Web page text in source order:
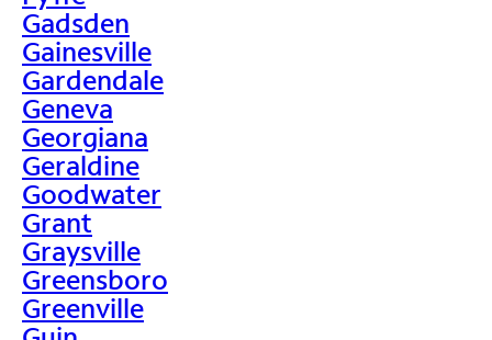
Gadsden
Gainesville
Gardendale
Geneva
Georgiana
Geraldine
Goodwater
Grant
Graysville
Greensboro
Greenville